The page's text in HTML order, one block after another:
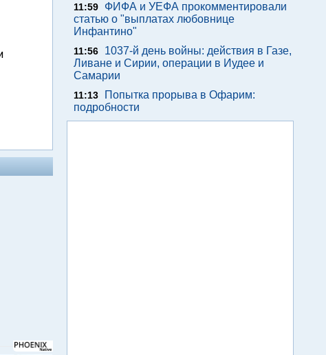
11:59
ФИФА и УЕФА прокомментировали
статью о "выплатах любовнице
Инфантино"
11:56
1037-й день войны: действия в Газе,
Ливане и Сирии, операции в Иудее и
Самарии
11:13
Попытка прорыва в Офарим:
подробности